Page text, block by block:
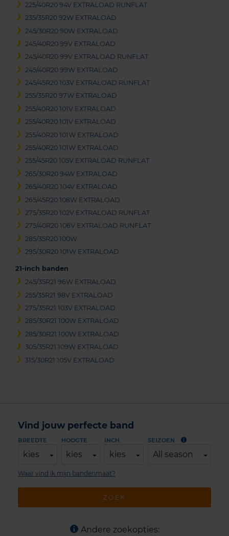
225/40R20 94V EXTRALOAD RUNFLAT
235/35R20 92W EXTRALOAD
245/30R20 90W EXTRALOAD
245/40R20 99V EXTRALOAD
245/40R20 99V EXTRALOAD RUNFLAT
245/40R20 99W EXTRALOAD
245/45R20 103V EXTRALOAD RUNFLAT
255/35R20 97W EXTRALOAD
255/40R20 101V EXTRALOAD
255/40R20 101V EXTRALOAD
255/40R20 101W EXTRALOAD
255/40R20 101W EXTRALOAD
255/45R20 105V EXTRALOAD RUNFLAT
265/30R20 94W EXTRALOAD
265/40R20 104V EXTRALOAD
265/45R20 108W EXTRALOAD
275/35R20 102V EXTRALOAD RUNFLAT
275/40R20 106V EXTRALOAD RUNFLAT
285/35R20 100W
295/30R20 101W EXTRALOAD
21-inch banden
245/35R21 96W EXTRALOAD
255/35R21 98V EXTRALOAD
275/35R21 103V EXTRALOAD
285/30R21 100W EXTRALOAD
285/30R21 100W EXTRALOAD
305/35R21 109W EXTRALOAD
315/30R21 105V EXTRALOAD
Vind jouw perfecte band
BREEDTE
kies
HOOGTE
kies
INCH
kies
SEIZOEN
All season
ZOEK
Waar vind ik mijn bandenmaat?
Andere zoekopties: